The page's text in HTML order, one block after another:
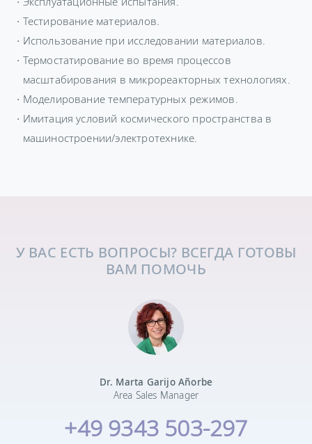
Тестирование материалов.
Использование при исследовании материалов.
Термостатирование во время процессов
масштабирования в микрореакторных технологиях.
Моделирование температурных режимов.
Имитация условий космического пространства в
машиностроении/электротехнике.
У ВАС ЕСТЬ ВОПРОСЫ? ВСЕГДА ГОТОВЫ
ВАМ ПОМОЧЬ
Dr. Marta Garijo Añorbe
Area Sales Manager
+49 9343 503-297